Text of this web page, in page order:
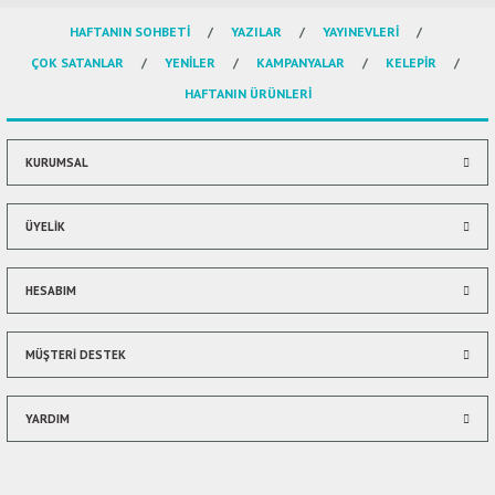
Ürün resmi kalitesiz, bozuk veya görüntülenemiyor.
Ürün açıklamasında eksik bilgiler bulunuyor.
Ürün bilgilerinde hatalar bulunuyor.
Bu ürüne benzer farklı alternatifler olmalı.
HAFTANIN SOHBETİ YAZILAR
YAYINEVLERİ
ÇOK SATANLAR
YENİLER KAMPANYALAR
KELEPİR
HAFTANIN ÜRÜNLERİ
KURUMSAL
ÜYELİK
HESABIM
MÜŞTERİ DESTEK
YARDIM